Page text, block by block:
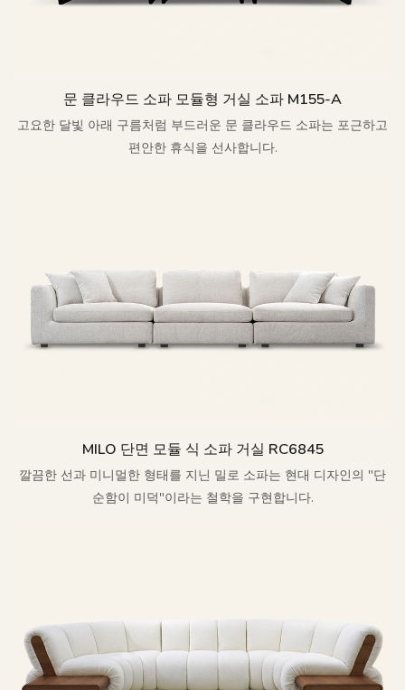
문 클라우드 소파 모듈형 거실 소파 M155-A
고요한 달빛 아래 구름처럼 부드러운 문 클라우드 소파는 포근하고
편안한 휴식을 선사합니다.
MILO 단면 모듈 식 소파 거실 RC6845
깔끔한 선과 미니멀한 형태를 지닌 밀로 소파는 현대 디자인의 "단
순함이 미덕"이라는 철학을 구현합니다.